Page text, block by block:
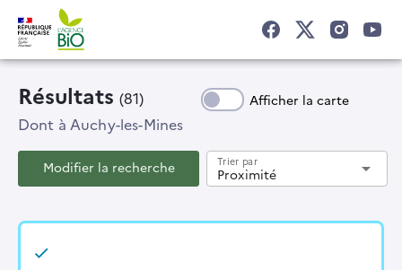
Résultats (81) Afficher la carte
Dont à Auchy-les-Mines
Modifier la recherche Proximité
Trier par arrow_drop_down